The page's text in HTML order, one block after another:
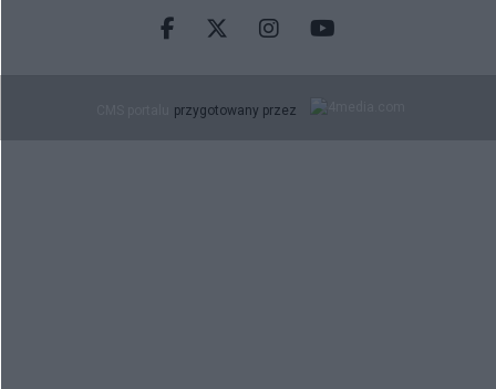
Facebook.com
X.comInstagram.com
Youtube.com
przygotowany przez